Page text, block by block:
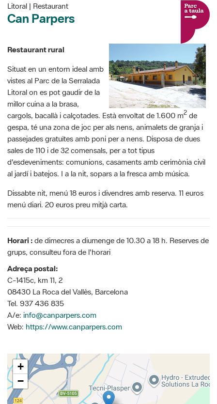
Litoral | Restaurant
Can Parpers
Restaurant rural
Situat en un entorn ideal amb
vistes al Parc de la Serralada
Litoral on es pot gaudir de la
millor cuina a la brasa,
cargols, bacallà i calçotades. Està envoltat de 1.600 m2 de
gespa, té una zona de joc per als nens, animalets de granja i
passejades gratuïtes amb poni per a nens. Disposa de dues
sales de 110 i de 32 comensals, per a tot tipus
d'esdeveniments: comunions, casaments amb cerimònia civil
al jardí i batejos. I a la nit, sopars a la fresca amb música.
Dissabte nit, menú 18 euros i divendres amb reserva. 11 euros
menú diari. 20 euros preu mitjà carta.
Horari : de dimecres a diumenge de 10.30 a 18 h. Reserves de
grups, consulteu fora de l'horari
Adreça postal:
C-1415c, km 11, 2
08430 La Roca del Vallès, Barcelona
Tel. 937 436 835
A/e: info@canparpers.com
Web: https://www.canparpers.com
+
−